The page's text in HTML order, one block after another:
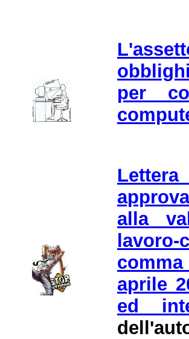
per
alla
aprile
ed